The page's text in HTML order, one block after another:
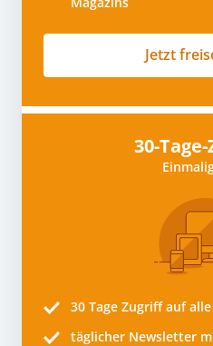
Jetzt
30-
30 Tage Zugriff auf
täglicher Newsletter